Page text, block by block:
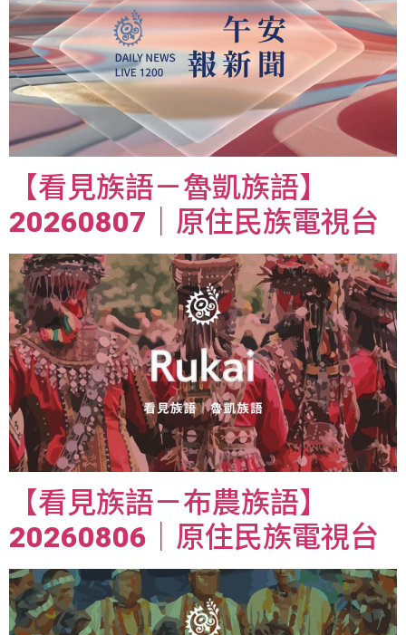
【看見族語－魯凱族語】
20260807｜原住民族電視台
【看見族語－布農族語】
20260806｜原住民族電視台